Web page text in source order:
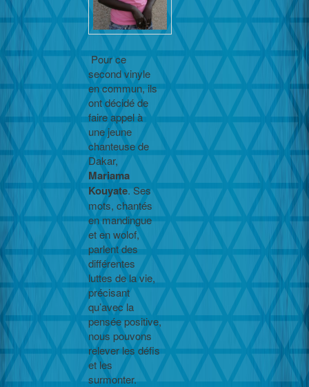
Pour ce
second vinyle
en commun, ils
ont décidé de
faire appel à
une jeune
chanteuse de
Dakar,
Mariama
Kouyate. Ses
mots, chantés
en mandingue
et en wolof,
parlent des
différentes
luttes de la vie,
précisant
qu’avec la
pensée positive,
nous pouvons
relever les défis
et les
surmonter.